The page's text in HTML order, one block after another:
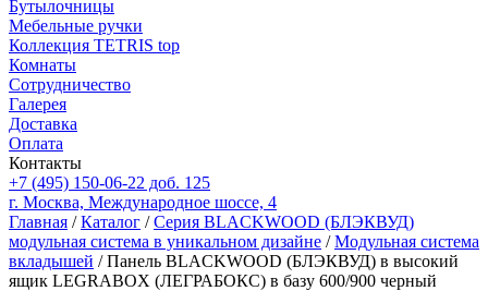
Бутылочницы
Мебельные ручки
Коллекция TETRIS top
Комнаты
Сотрудничество
Галерея
Доставка
Оплата
Контакты
+7 (495) 150-06-22 доб. 125
г. Москва, Международное шоссе, 4
Главная /Каталог /Серия BLACKWOOD (БЛЭКВУД)
модульная система в уникальном дизайне /Модульная система
вкладышей / Панель BLACKWOOD (БЛЭКВУД) в высокий
ящик LEGRABOX (ЛЕГРАБОКС) в базу 600/900 черный